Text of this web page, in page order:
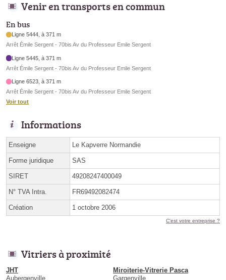
Venir en transports en commun
En bus
Ligne 5444, à 371 m
Arrêt Émile Sergent - 70bis Av du Professeur Emile Sergent
Ligne 5445, à 371 m
Arrêt Émile Sergent - 70bis Av du Professeur Emile Sergent
Ligne 6523, à 371 m
Arrêt Émile Sergent - 70bis Av du Professeur Emile Sergent
Voir tout
Informations
Enseigne Le Kapverre Normandie
Forme juridique SAS
SIRET 49208247400049
N° TVA Intra. FR69492082474
Création 1 octobre 2006
C'est votre entreprise ?
Vitriers à proximité
JHT
Aubergenville
Miroiterie-Vitrerie Pasca
Gargenville